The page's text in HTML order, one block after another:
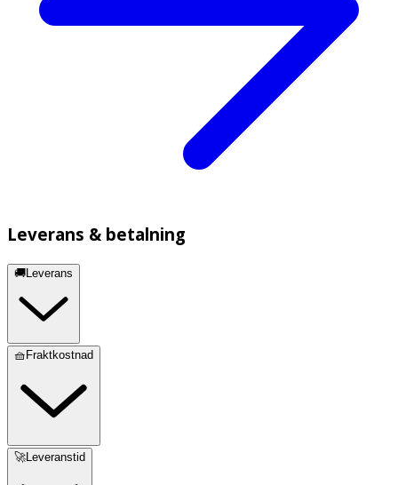
Leverans & betalning
🚚Leverans
🧺Fraktkostnad
🚀Leveranstid